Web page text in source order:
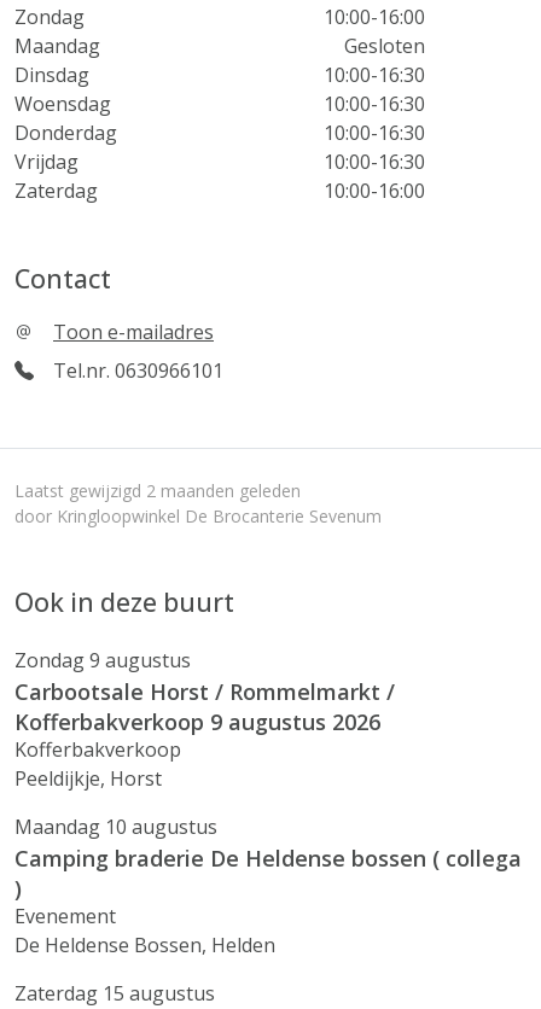
Zondag
10:00-16:00
Maandag
Gesloten
Dinsdag
10:00-16:30
Woensdag
10:00-16:30
Donderdag
10:00-16:30
Vrijdag
10:00-16:30
Zaterdag
10:00-16:00
Contact
Toon e-mailadres
Tel.nr. 0630966101
Laatst gewijzigd 2 maanden geleden
door Kringloopwinkel De Brocanterie Sevenum
Ook in deze buurt
Zondag 9 augustus
Carbootsale Horst / Rommelmarkt /
Kofferbakverkoop 9 augustus 2026
Kofferbakverkoop
Peeldijkje, Horst
Maandag 10 augustus
Camping braderie De Heldense bossen ( collega
)
Evenement
De Heldense Bossen, Helden
Zaterdag 15 augustus